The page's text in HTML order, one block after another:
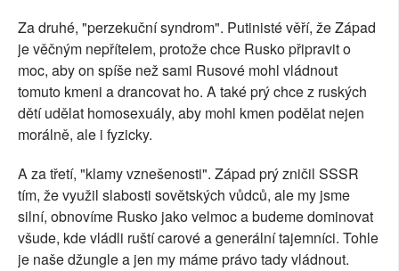
Za druhé, "perzekuční syndrom". Putinisté věří, že Západ
je věčným nepřítelem, protože chce Rusko připravit o
moc, aby on spíše než sami Rusové mohl vládnout
tomuto kmeni a drancovat ho. A také prý chce z ruských
dětí udělat homosexuály, aby mohl kmen podělat nejen
morálně, ale i fyzicky.
A za třetí, "klamy vznešenosti". Západ prý zničil SSSR
tím, že využil slabosti sovětských vůdců, ale my jsme
silní, obnovíme Rusko jako velmoc a budeme dominovat
všude, kde vládli ruští carové a generální tajemníci. Tohle
je naše džungle a jen my máme právo tady vládnout.